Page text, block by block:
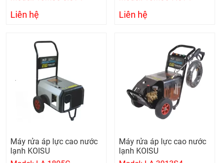
Liên hệ Liên hệ
Máy rửa áp lực cao nước
lạnh KOISU
Máy rửa áp lực cao nước
lạnh KOISU